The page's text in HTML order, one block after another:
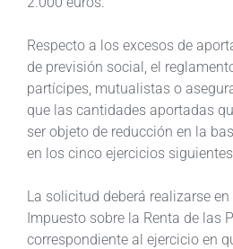
Respecto a los excesos de
de previsión social, el
partícipes, mutualistas o
que las cantidades aportadas
ser objeto de reducción en la
en los cinco ejercicios
La solicitud deberá realizarse
Impuesto sobre la Renta de las
correspondiente al ejercicio en